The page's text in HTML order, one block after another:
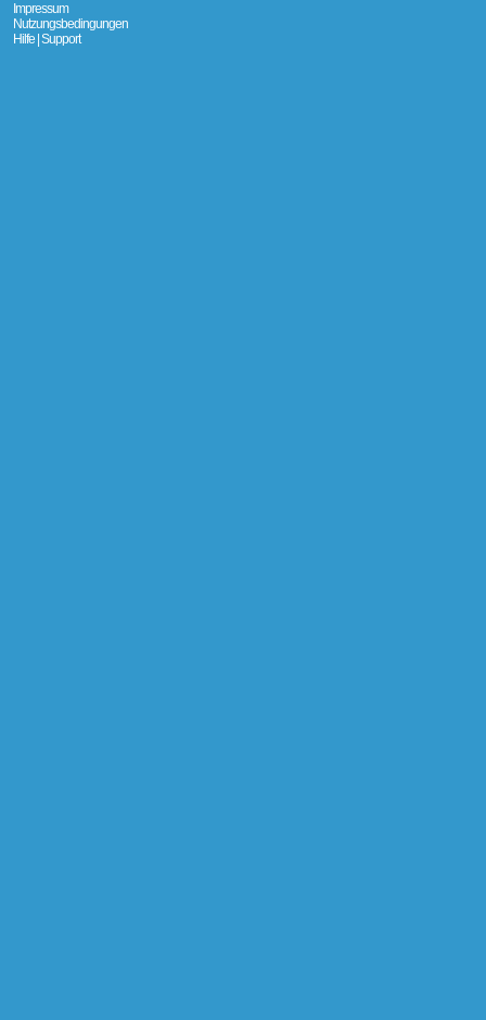
Impressum
Nutzungsbedingungen
Hilfe | Support